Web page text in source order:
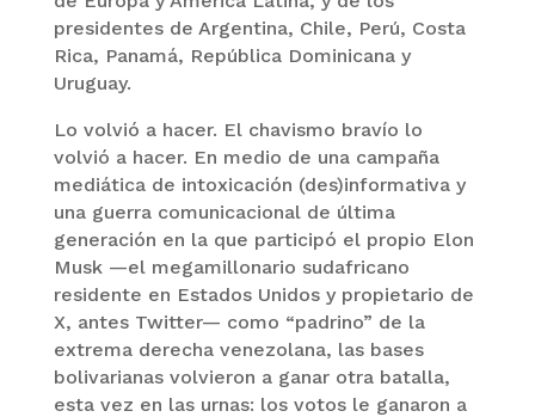
presidentes de Argentina, Chile, Perú, Costa
Rica, Panamá, República Dominicana y
Uruguay.
Lo volvió a hacer. El chavismo bravío lo
volvió a hacer. En medio de una campaña
mediática de intoxicación (des)informativa y
una guerra comunicacional de última
generación en la que participó el propio Elon
Musk —el megamillonario sudafricano
residente en Estados Unidos y propietario de
X, antes Twitter— como “padrino” de la
extrema derecha venezolana, las bases
bolivarianas volvieron a ganar otra batalla,
esta vez en las urnas: los votos le ganaron a